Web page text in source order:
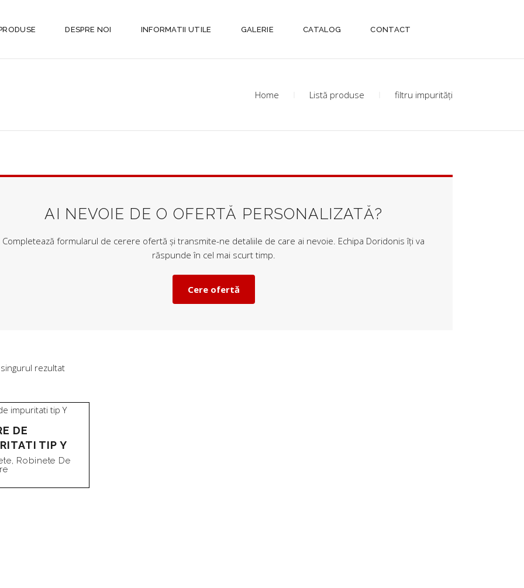
DESPRE NOI INFORMATII UTILE GALERIE CATALOG CONTACT
Home Listă produse filtru impurități
AI NEVOIE DE O OFERTĂ PERSONALIZATĂ?
Completează formularul de cerere ofertă și transmite-ne detaliile de care ai nevoie. Echipa Doridonis îți va
răspunde în cel mai scurt timp.
Cere ofertă
rezultat
DE
TIP Y
, Robinete De